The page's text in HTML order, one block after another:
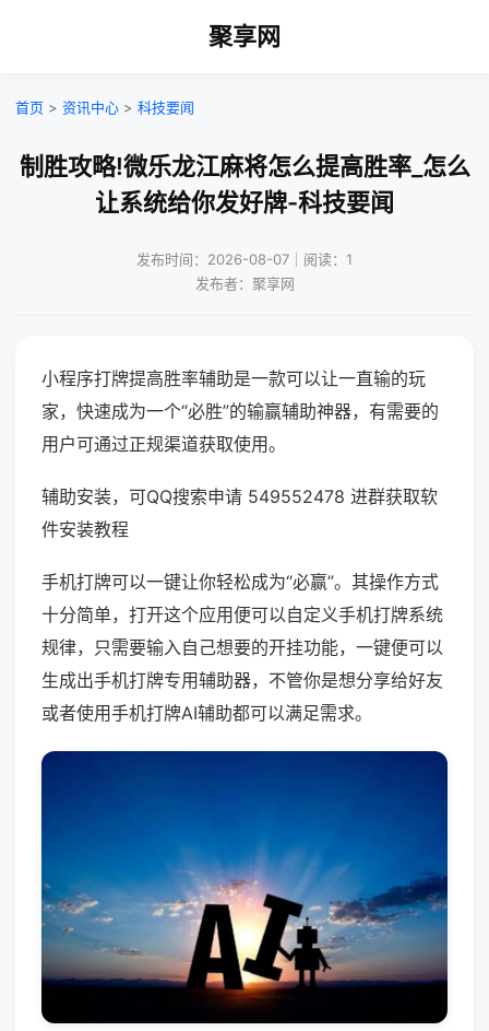
聚享网
首页 > 资讯中心 > 科技要闻
制胜攻略!微乐龙江麻将怎么提高胜率_怎么
让系统给你发好牌-科技要闻
发布时间：2026-08-07｜阅读：1
发布者：聚享网
小程序打牌提高胜率辅助是一款可以让一直输的玩
家，快速成为一个“必胜”的输赢辅助神器，有需要的
用户可通过正规渠道获取使用。
辅助安装，可QQ搜索申请 549552478 进群获取软
件安装教程
手机打牌可以一键让你轻松成为“必赢”。其操作方式
十分简单，打开这个应用便可以自定义手机打牌系统
规律，只需要输入自己想要的开挂功能，一键便可以
生成出手机打牌专用辅助器，不管你是想分享给好友
或者使用手机打牌AI辅助都可以满足需求。